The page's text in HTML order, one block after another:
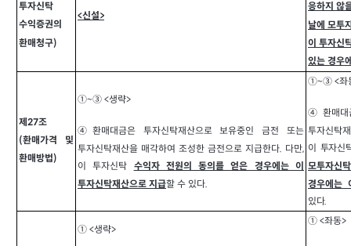
투자신탁
수익증권의
환매청구)
<신설>
응하지 않
날에 모투
이 투자신
있는 경우
제27조
(환매가격 및
환매방법)
①~③ <생략>
④환매대금은 투자신탁재산으로 보유중인 금전 또는
투자신탁재산을 매각하여 조성한 금전으로 지급한다. 다만,
이 투자신탁 수익자 전원의 동의를 얻은 경우에는 이
투자신탁재산으로 지급할 수 있다.
①~③ <좌
④환매대
투자신탁
이 투자신
모투자신
경우에는
있다.
① <생략>
① <좌동>